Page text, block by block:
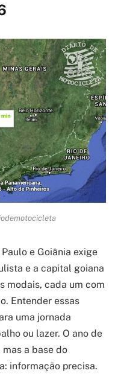
e Goiânia exige
e a capital goiana
modais, cada um com
Entender essas
uma jornada
ou lazer. O ano de
a base do
informação precisa.